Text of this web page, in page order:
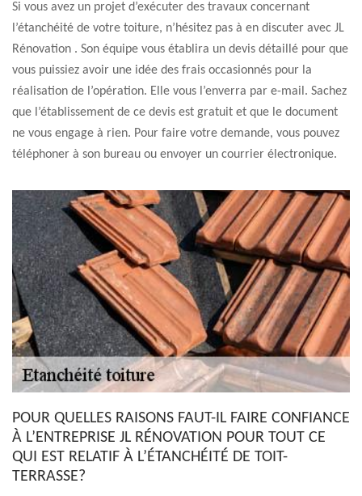
Si vous avez un projet d’exécuter des travaux concernant
l’étanchéité de votre toiture, n’hésitez pas à en discuter avec JL
Rénovation . Son équipe vous établira un devis détaillé pour que
vous puissiez avoir une idée des frais occasionnés pour la
réalisation de l’opération. Elle vous l’enverra par e-mail. Sachez
que l’établissement de ce devis est gratuit et que le document
ne vous engage à rien. Pour faire votre demande, vous pouvez
téléphoner à son bureau ou envoyer un courrier électronique.
POUR QUELLES RAISONS FAUT-IL FAIRE CONFIANCE
À L’ENTREPRISE JL RÉNOVATION POUR TOUT CE
QUI EST RELATIF À L’ÉTANCHÉITÉ DE TOIT-
TERRASSE?